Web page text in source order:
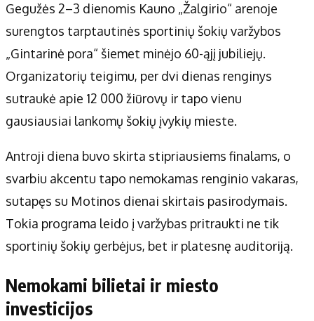
Gegužės 2–3 dienomis Kauno „Žalgirio“ arenoje
surengtos tarptautinės sportinių šokių varžybos
„Gintarinė pora“ šiemet minėjo 60-ąjį jubiliejų.
Organizatorių teigimu, per dvi dienas renginys
sutraukė apie 12 000 žiūrovų ir tapo vienu
gausiausiai lankomų šokių įvykių mieste.
Antroji diena buvo skirta stipriausiems finalams, o
svarbiu akcentu tapo nemokamas renginio vakaras,
sutapęs su Motinos dienai skirtais pasirodymais.
Tokia programa leido į varžybas pritraukti ne tik
sportinių šokių gerbėjus, bet ir platesnę auditoriją.
Nemokami bilietai ir miesto
investicijos